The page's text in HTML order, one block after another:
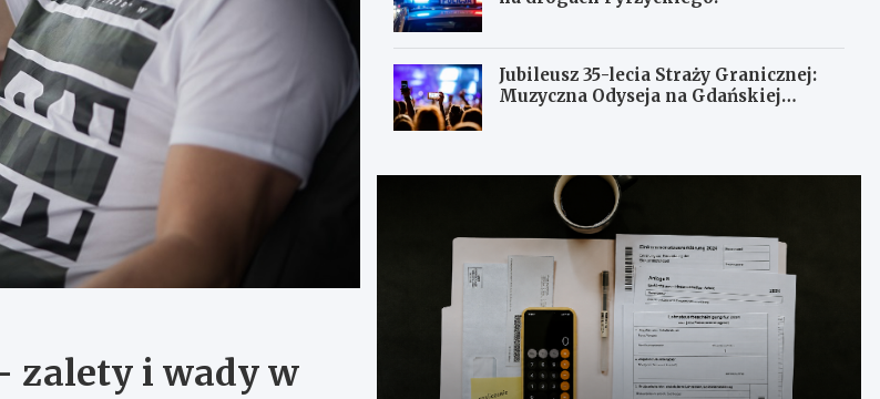
zalety i wady w
Jubileusz 35-lecia Straży Granicznej:
Muzyczna Odyseja na Gdańskiej